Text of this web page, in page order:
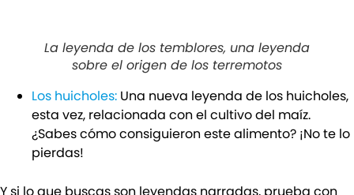
La leyenda de los temblores, una leyenda
sobre el origen de los terremotos
Los huicholes: Una nueva leyenda de los huicholes,
esta vez, relacionada con el cultivo del maíz.
¿Sabes cómo consiguieron este alimento? ¡No te lo
pierdas!
Y si lo que buscas son leyendas narradas, prueba con